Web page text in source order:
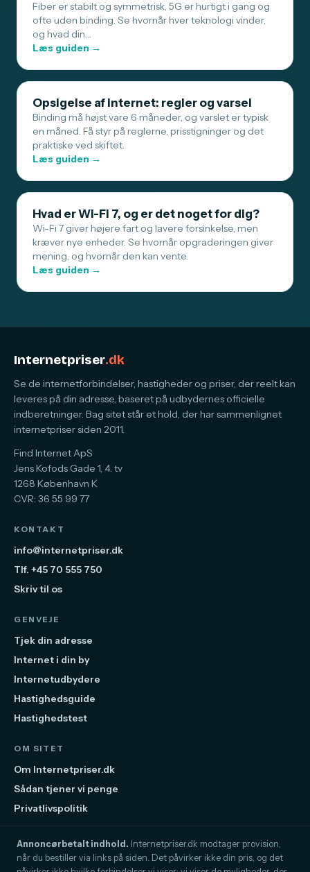
Fiber er stabilt og symmetrisk, 5G er hurtigt i gang og
ofte uden binding. Se hvornår hver teknologi vinder,
og hvad din…
Læs guiden →
Opsigelse af internet: regler og varsel
Binding må højst vare 6 måneder, og varslet er typisk
en måned. Få styr på reglerne, prisstigninger og det
praktiske ved skiftet.
Læs guiden →
Hvad er Wi-Fi 7, og er det noget for dig?
Wi-Fi 7 giver højere fart og lavere forsinkelse, men
kræver nye enheder. Se hvornår opgraderingen giver
mening, og hvornår den kan vente.
Læs guiden →
Internetpriser.dk
Se de internetforbindelser, hastigheder og priser, der reelt kan
leveres på din adresse, baseret på udbydernes officielle
indberetninger. Bag sitet står et hold, der har sammenlignet
internetpriser siden 2011.
Find Internet ApS
Jens Kofods Gade 1, 4. tv
1268 København K
CVR: 36 55 99 77
KONTAKT
info@internetpriser.dk
Tlf. +45 70 555 750
Skriv til os
GENVEJE
Tjek din adresse
Internet i din by
Internetudbydere
Hastighedsguide
Hastighedstest
OM SITET
Om Internetpriser.dk
Sådan tjener vi penge
Privatlivspolitik
Annoncørbetalt indhold. Internetpriser.dk modtager provision,
når du bestiller via links på siden. Det påvirker ikke din pris, og det